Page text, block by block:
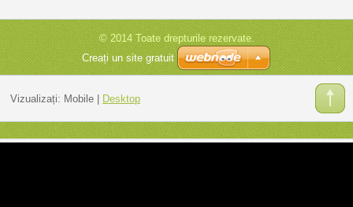
© 2014 Toate drepturile rezervate.
Creați un site gratuit
Vizualizați: Mobile| Desktop